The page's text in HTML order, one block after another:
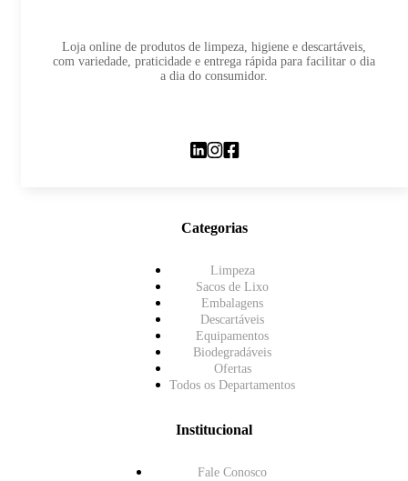
Loja online de produtos de limpeza, higiene e descartáveis,
com variedade, praticidade e entrega rápida para facilitar o dia
a dia do consumidor.
Categorias
Limpeza
Sacos de Lixo
Embalagens
Descartáveis
Equipamentos
Biodegradáveis
Ofertas
Todos os Departamentos
Institucional
Fale Conosco